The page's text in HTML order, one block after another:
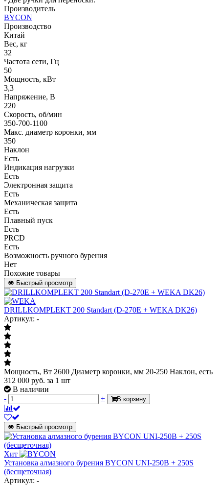
Производитель
BYCON
Производство
Китай
Вес, кг
32
Частота сети, Гц
50
Мощность, кВт
3,3
Напряжение, В
220
Скорость, об/мин
350-700-1100
Макс. диаметр коронки, мм
350
Наклон
Есть
Индикация нагрузки
Есть
Электронная защита
Есть
Механическая защита
Есть
Плавный пуск
Есть
PRCD
Есть
Возможность ручного бурения
Нет
Похожие товары
Быстрый просмотр
DRILLKOMPLEKT 200 Standart (D-270E + WEKA DK26)
Артикул: -
Мощность, Вт 2600 Диаметр коронки, мм 20-250 Наклон, есть
312 000 руб. за 1 шт
В наличии
-
+ В корзину
Быстрый просмотр
Хит
Установка алмазного бурения BYCON UNI-250B + 250S
(бесщеточная)
Артикул: -